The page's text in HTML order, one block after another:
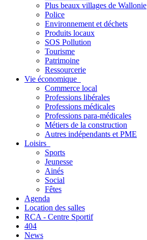
Plus beaux villages de Wallonie
Police
Environnement et déchets
Produits locaux
SOS Pollution
Tourisme
Patrimoine
Ressourcerie
Vie économique
Commerce local
Professions libérales
Professions médicales
Professions para-médicales
Métiers de la construction
Autres indépendants et PME
Loisirs
Sports
Jeunesse
Ainés
Social
Fêtes
Agenda
Location des salles
RCA - Centre Sportif
404
News